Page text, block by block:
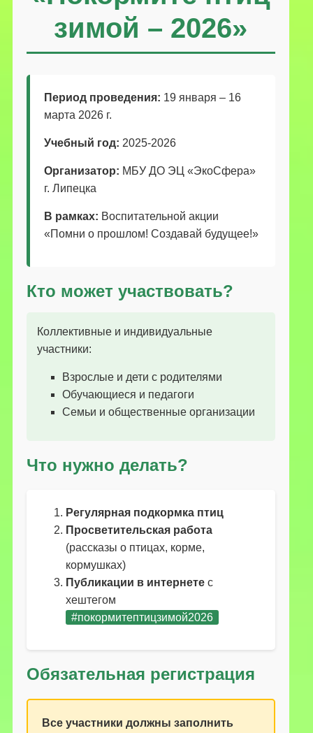
зимой – 2026»
Период проведения: 19 января – 16
марта 2026 г.
Учебный год: 2025-2026
Организатор: МБУ ДО ЭЦ «ЭкоСфера»
г. Липецка
В рамках: Воспитательной акции
«Помни о прошлом! Создавай будущее!»
Кто может участвовать?
Коллективные и индивидуальные
участники:
Взрослые и дети с родителями
Обучающиеся и педагоги
Семьи и общественные организации
Что нужно делать?
Регулярная подкормка птиц
Просветительская работа
(рассказы о птицах, корме,
кормушках)
Публикации в интернетес
хештегом
#покормитептицзимой2026
Обязательная регистрация
Все участники должны заполнить